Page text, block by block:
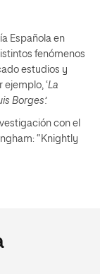
Española en
fenómenos
estudios y
‘La
Borges’.
con el
“Knightly